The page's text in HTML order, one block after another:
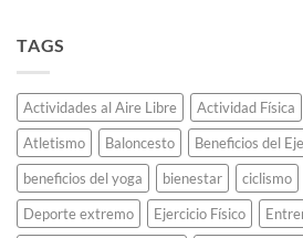
siempre.
conocidas.
todas
las
medallas
olímpicas
de
Tokio
2020
usando
TAGS
Actividades al Aire Libre Actividad Física
Atletismo
Baloncesto
Beneficios del
beneficios del yoga
bienestar ciclismo
Deporte extremo
Ejercicio Físico